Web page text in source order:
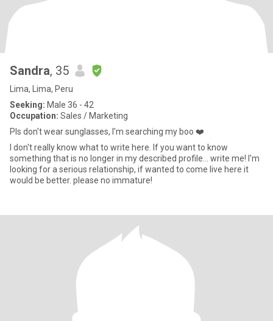
Sandra, 35
Lima, Lima, Peru
Seeking: Male 36 - 42
Occupation: Sales / Marketing
Pls don't wear sunglasses, I'm searching my boo ❤️
I don't really know what to write here. If you want to know
something that is no longer in my described profile... write me! I'm
looking for a serious relationship, if wanted to come live here it
would be better. please no immature!